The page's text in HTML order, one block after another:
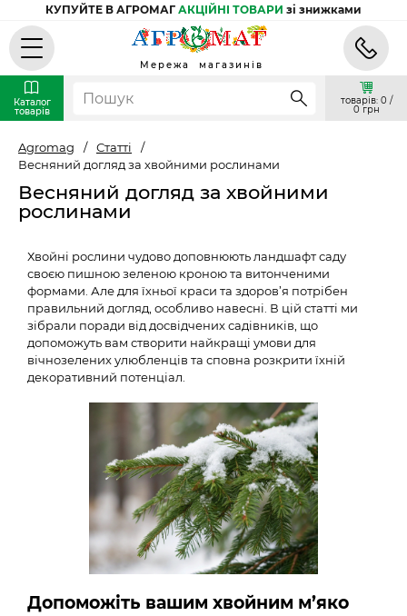
КУПУЙТЕ В АГРОМАГ АКЦІЙНІ ТОВАРИ зі знижками
Мережа магазинів
Каталог
товарів
товарів: 0 /
0 грн
Agromag / Статті
/
Весняний догляд за хвойними рослинами
Весняний догляд за хвойними
рослинами
Хвойні рослини чудово доповнюють ландшафт саду
своєю пишною зеленою кроною та витонченими
формами. Але для їхньої краси та здоров’я потрібен
правильний догляд, особливо навесні. В цій статті ми
зібрали поради від досвідчених садівників, що
допоможуть вам створити найкращі умови для
вічнозелених улюбленців та сповна розкрити їхній
декоративний потенціал.
Допоможіть вашим хвойним м’яко